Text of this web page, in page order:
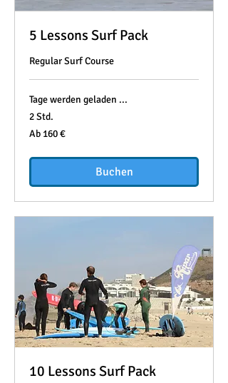
5 Lessons Surf Pack
Regular Surf Course
Tage werden geladen ...
2 Std.
Ab
160
Ab 160 €
Buchen
10 Lessons Surf Pack